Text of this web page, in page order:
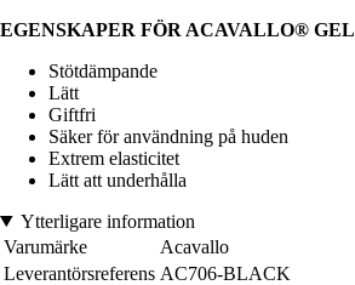
EGENSKAPER FÖR ACAVALLO® GEL
Stötdämpande
Lätt
Giftfri
Säker för användning på huden
Extrem elasticitet
Lätt att underhålla
Ytterligare information
Varumärke
Acavallo
Leverantörsreferens AC706-BLACK